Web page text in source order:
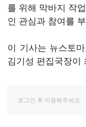
를 위해 막바지 작
인 관심과 참여를
이 기사는 뉴스토
김기성 편집국장이